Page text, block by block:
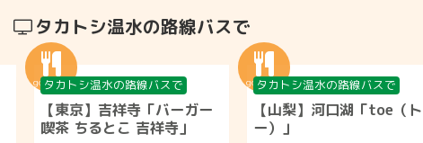
タカトシ温水の路線バスで
タカトシ温水の路線バスで
【東京】吉祥寺「バーガー
喫茶 ちるとこ 吉祥寺」
タカトシ温水の路線バスで
【山梨】河口湖「toe（ト
ー）」